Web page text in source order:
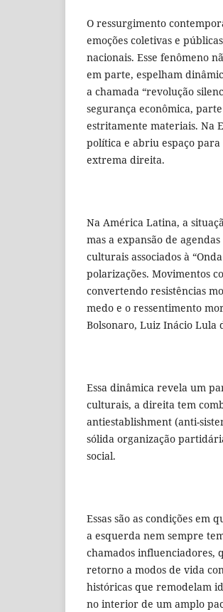
O ressurgimento
emoções coletivas e
nacionais. Esse fenômeno
em parte, espelham
a chamada “revolução
segurança econômica,
estritamente materiais. Na
política e abriu espaço
extrema direita.
Na América Latina, a
mas a expansão de
culturais associados à
polarizações. Movimentos
convertendo resistências
medo e o ressentimento
Bolsonaro, Luiz Inácio Lula
Essa dinâmica revela um
culturais, a direita tem
antiestablishment (anti-
sólida organização
social.
Essas são as condições
a esquerda nem sempre
chamados influenciadores,
retorno a modos de vida
históricas que remodelam
no interior de um amplo